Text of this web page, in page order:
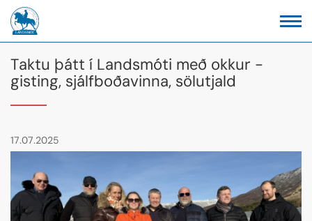
Taktu þátt í Landsmóti með okkur -
gisting, sjálfboðavinna, sölutjald
17.07.2025